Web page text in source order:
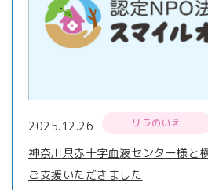
2025.12.26 リラのいえ
神奈川県赤十字血液センター様と
ご支援いただきました